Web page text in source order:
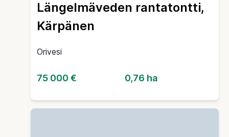
Längelmäveden rantatontti,
Kärpänen
Orivesi
75 000 € 0,76 ha